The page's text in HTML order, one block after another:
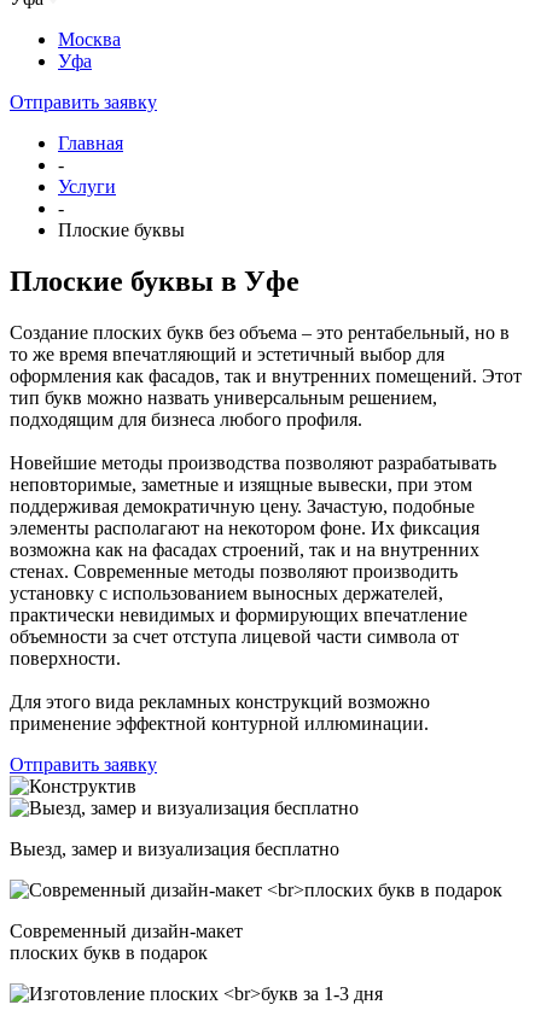
Москва
Уфа
Отправить заявку
Главная
-
Услуги
-
Плоские буквы
Плоские буквы в Уфе
Создание плоских букв без объема – это рентабельный, но в
то же время впечатляющий и эстетичный выбор для
оформления как фасадов, так и внутренних помещений. Этот
тип букв можно назвать универсальным решением,
подходящим для бизнеса любого профиля.
Новейшие методы производства позволяют разрабатывать
неповторимые, заметные и изящные вывески, при этом
поддерживая демократичную цену. Зачастую, подобные
элементы располагают на некотором фоне. Их фиксация
возможна как на фасадах строений, так и на внутренних
стенах. Современные методы позволяют производить
установку с использованием выносных держателей,
практически невидимых и формирующих впечатление
объемности за счет отступа лицевой части символа от
поверхности.
Для этого вида рекламных конструкций возможно
применение эффектной контурной иллюминации.
Отправить заявку
Выезд, замер и визуализация бесплатно
Современный дизайн-макет
плоских букв в подарок